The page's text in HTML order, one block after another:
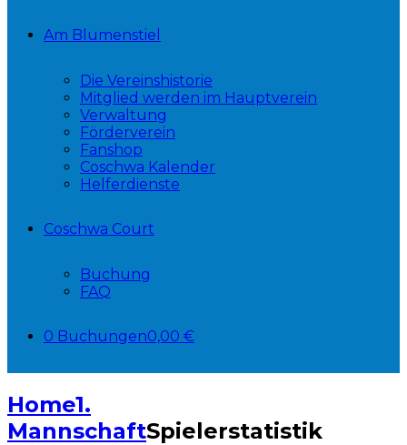
Am Blumenstiel
Die Vereinshistorie
Mitglied werden im Hauptverein
Verwaltung
Förderverein
Fanshop
Coschwa Kalender
Helferdienste
Coschwa Court
Buchung
FAQ
0 Buchungen0,00 €
Home1.
MannschaftSpielerstatistik